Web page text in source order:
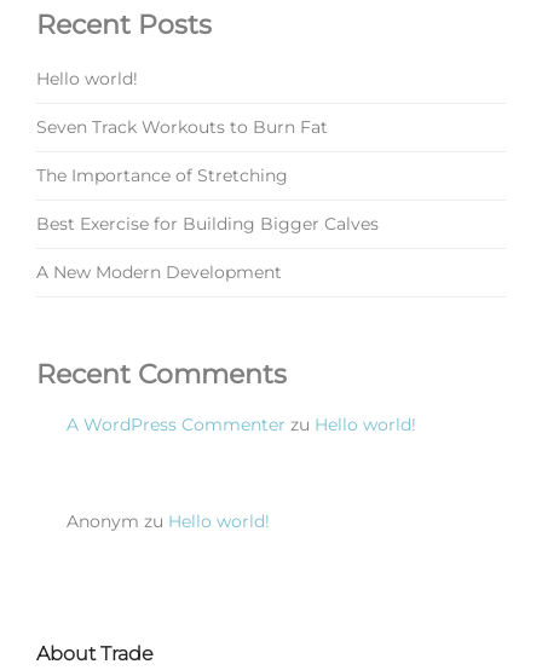
Recent Posts
Hello world!
Seven Track Workouts to Burn Fat
The Importance of Stretching
Best Exercise for Building Bigger Calves
A New Modern Development
Recent Comments
A WordPress Commenter zu Hello world!
Anonym zu Hello world!
About Trade